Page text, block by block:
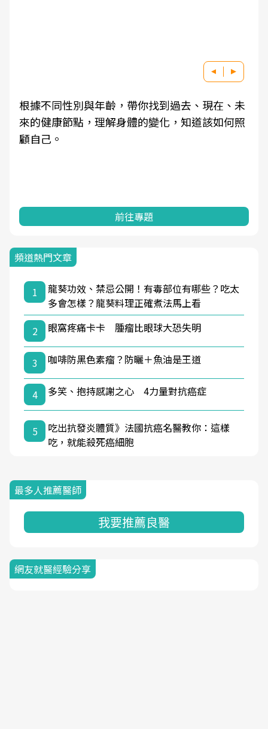
根據不同性別與年齡，帶你找到過去、現在、未
來的健康節點，理解身體的變化，知道該如何照
顧自己。
前往專題
頻道熱門文章
1
龍葵功效、禁忌公開！有毒部位有哪些？吃太
多會怎樣？龍葵料理正確煮法馬上看
2
眼窩疼痛卡卡 腫瘤比眼球大恐失明
3 咖啡防黑色素瘤？防曬＋魚油是王道
4 多笑、抱持感謝之心 4力量對抗癌症
5
吃出抗發炎體質》法國抗癌名醫教你：這樣
吃，就能殺死癌細胞
最多人推薦醫師
我要推薦良醫
網友就醫經驗分享